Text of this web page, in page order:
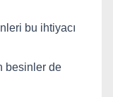
bu ihtiyacı
besinler de